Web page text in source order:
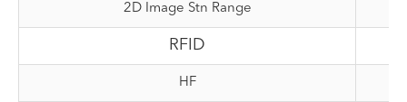
2D Image Stn Range
RFID
HF